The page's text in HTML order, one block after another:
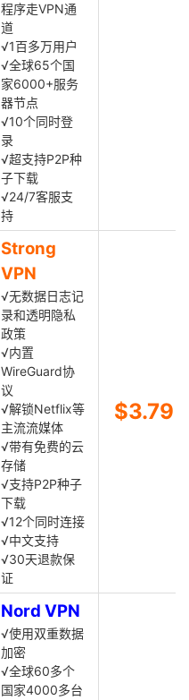
程序走VPN通
道
√1百多万用户
√全球65个国
家6000+服务
器节点
√10个同时登
录
√超支持P2P种
子下载
√24/7客服支
持
Strong
VPN
√无数据日志记
录和透明隐私
政策
√内置
WireGuard协
议
√解锁Netflix等
主流流媒体
√带有免费的云
存储
√支持P2P种子
下载
√12个同时连接
√中文支持
√30天退款保
证
$3.79
Nord VPN
√使用双重数据
加密
√全球60多个
国家4000多台